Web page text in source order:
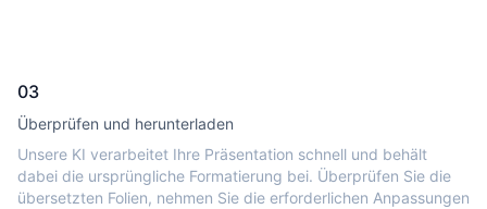
03
Überprüfen und herunterladen
Unsere KI verarbeitet Ihre Präsentation schnell und behält
dabei die ursprüngliche Formatierung bei. Überprüfen Sie die
übersetzten Folien, nehmen Sie die erforderlichen Anpassungen